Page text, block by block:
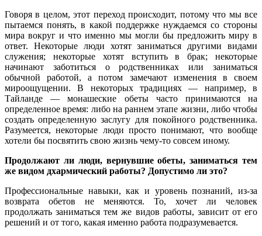
Говоря в целом, этот переход происходит, потому что мы все
пытаемся понять, в какой поддержке нуждаемся со стороны
мира вокруг и что именно мы могли бы предложить миру в
ответ. Некоторые люди хотят заниматься другими видами
служения; некоторые хотят вступить в брак; некоторые
начинают заботиться о родственниках или заниматься
обычной работой, а потом замечают изменения в своем
мироощущении. В некоторых традициях — например, в
Тайланде — монашеские обеты часто принимаются на
определенное время: либо на раннем этапе жизни, либо чтобы
создать определенную заслугу для покойного родственника.
Разумеется, некоторые люди просто понимают, что вообще
хотели бы посвятить свою жизнь чему-то совсем иному.
Продолжают ли люди, вернувшие обеты, заниматься тем
же видом дхармический работы? Допустимо ли это?
Профессиональные навыки, как и уровень познаний, из-за
возврата обетов не меняются. То, хочет ли человек
продолжать заниматься тем же видов работы, зависит от его
решений и от того, какая именно работа подразумевается.